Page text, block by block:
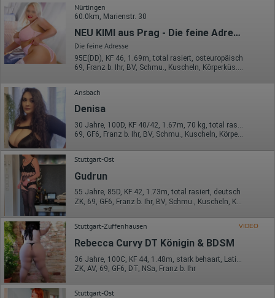
Nürtingen
60.0km, Marienstr. 30
NEU KIMI aus Prag - Die feine Adresse
Die feine Adresse
95E(DD), KF 46, 1.69m, total rasiert, osteuropäisch
69, Franz b. Ihr, BV, Schmu., Kuscheln, Körperküs., AV b. Ihm, DSa
Ansbach
Denisa
30 Jahre, 100D, KF 40/42, 1.67m, 70 kg, total rasiert, osteuropäisch
69, GF6, Franz b. Ihr, BV, Schmu., Kuscheln, Körperküs., KBp
Stuttgart-Ost
Gudrun
55 Jahre, 85D, KF 42, 1.73m, total rasiert, deutsch
Stuttgart-Zuffenhausen VIDEO
Rebecca Curvy DT Königin & BDSM
ZK, AV, 69, GF6, DT, NSa, Franz b. Ihr
Stuttgart-Ost